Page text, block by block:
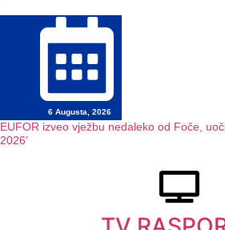
6 Augusta, 2026
EUFOR izveo vježbu nedaleko od Foče,
2026’